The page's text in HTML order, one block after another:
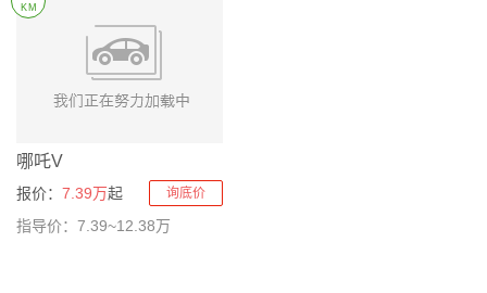
哪吒V
报价： 7.39万起 询底价
指导价：7.39~12.38万
KM